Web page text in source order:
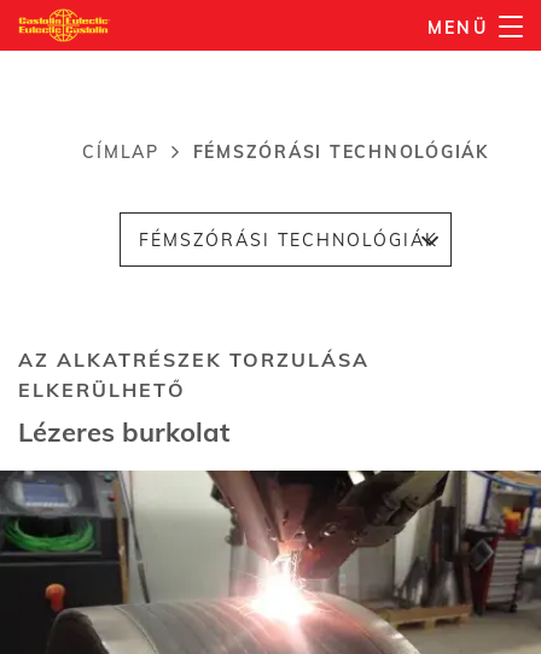
Ugrás
a
MENÜ
CÍMLAP FÉMSZÓRÁSI TECHNOLÓGIÁK
FÉMSZÓRÁSI TECHNOLÓGIÁK
AZ ALKATRÉSZEK TORZULÁSA
ELKERÜLHETŐ
Lézeres burkolat